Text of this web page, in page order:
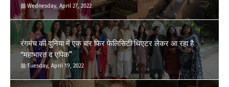
'Swayamvar- Mika Di Vohti'?
Wednesday, April 27, 2022
रंगमंच की दुनिया में एक बार फिर फेलिसिटी थिएटर लेकर आ रहा है
“महाभारत द एपिक”
Tuesday, April 19, 2022